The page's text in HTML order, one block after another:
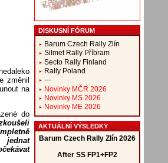
změnil
na
do
jednat
DISKUSNÍ FÓRUM
Barum Czech Rally Zlín
Silmet Rally Příbram
Secto Rally Finland
Rally Poland
---
Novinky MČR 2026
Novinky MS 2026
Novinky ME 2026
AKTUÁLNÍ VÝSLEDKY